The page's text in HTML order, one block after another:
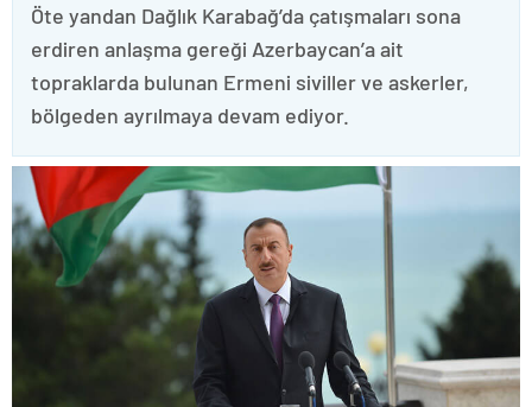
Öte yandan Dağlık Karabağ’da çatışmaları sona
erdiren anlaşma gereği Azerbaycan’a ait
topraklarda bulunan Ermeni siviller ve askerler,
bölgeden ayrılmaya devam ediyor.